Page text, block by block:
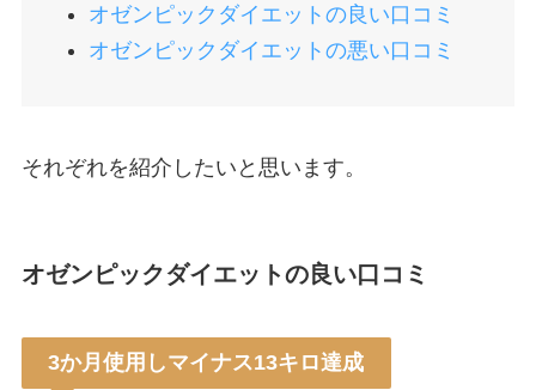
オゼンピックダイエットの良い口コミ
オゼンピックダイエットの悪い口コミ
それぞれを紹介したいと思います。
オゼンピックダイエットの良い口コミ
3か月使用しマイナス13キロ達成